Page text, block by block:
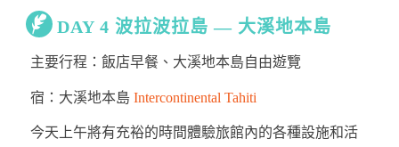
DAY 4 波拉波拉島 — 大溪地本島
主要行程：飯店早餐、大溪地本島自由遊覽
宿：大溪地本島 Intercontinental Tahiti
今天上午將有充裕的時間體驗旅館內的各種設施和活